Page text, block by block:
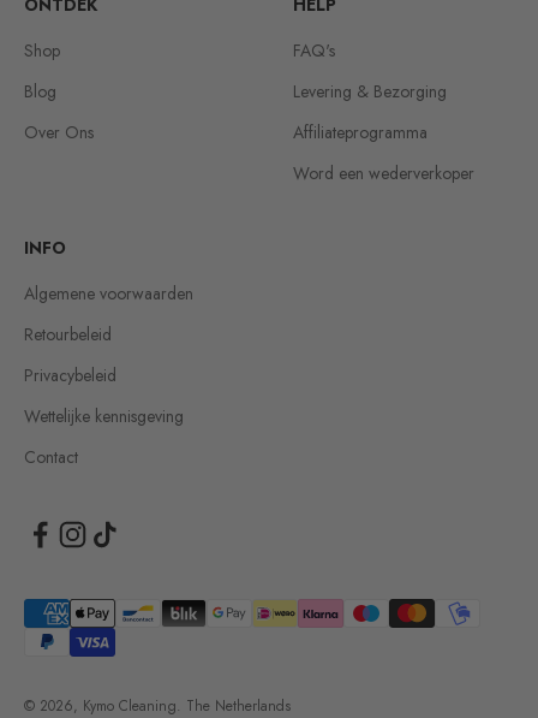
Shop
Blog
Over Ons
FAQ's
Levering & Bezorging
Affiliateprogramma
Word een wederverkoper
INFO
Algemene voorwaarden
Retourbeleid
Privacybeleid
Wettelijke kennisgeving
Contact
© 2026, Kymo Cleaning. The Netherlands